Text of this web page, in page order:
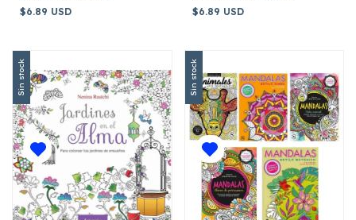
$6.89 USD $6.89 USD
Sin stock Sin stock